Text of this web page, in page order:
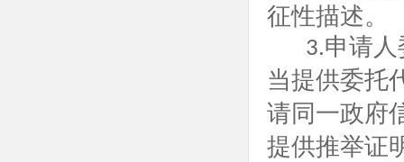
征性描述。
3.申请
当提供委托
请同一政府
提供推举证